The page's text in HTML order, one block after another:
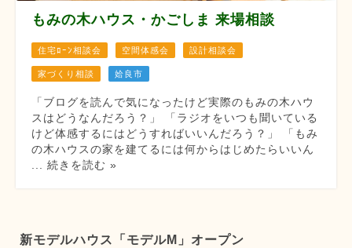
もみの木ハウス・かごしま 来場相談
住宅ﾛｰﾝ相談会 空間体感会 設計相談会
家づくり相談 姶良市
「ブログを読んで気になったけど実際のもみの木ハウ
スはどうなんだろう？」 「ラジオをいつも聞いている
けど体感するにはどうすればいいんだろう？」 「もみ
の木ハウスの家を建てるには何からはじめたらいいん
... 続きを読む »
新モデルハウス「モデルM」オープン